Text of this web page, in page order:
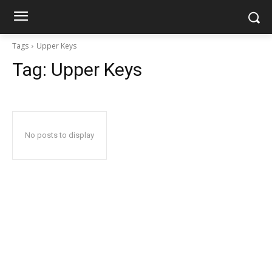
Tags Upper Keys
Tag: Upper Keys
No posts to display